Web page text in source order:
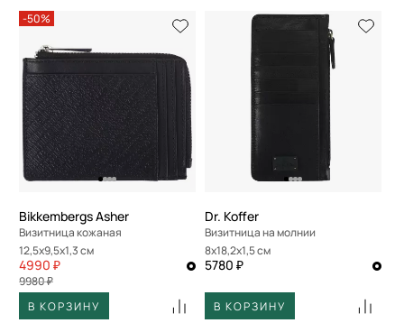
-50%
Bikkembergs Asher
Визитница кожаная
12,5x9,5x1,3 см
4990 ₽
9980 ₽
В КОРЗИНУ
Dr. Koffer
Визитница на молнии
8x18,2x1,5 см
5780 ₽
В КОРЗИНУ